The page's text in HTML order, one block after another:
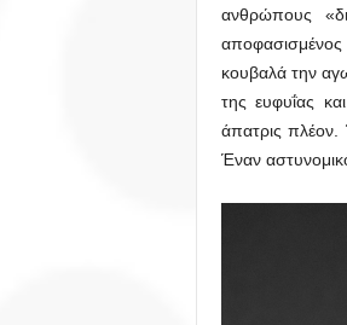
ανθρώπους
αποφασισμένος
κουβαλά την
της ευφυΐας
άπατρις πλέον.
Έναν